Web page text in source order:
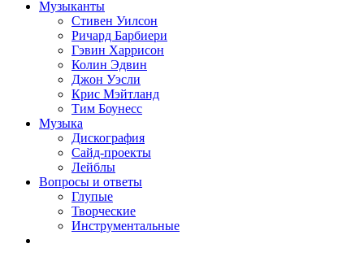
Музыканты
Стивен Уилсон
Ричард Барбиери
Гэвин Харрисон
Колин Эдвин
Джон Уэсли
Крис Мэйтланд
Тим Боунесс
Музыка
Дискография
Сайд-проекты
Лейблы
Вопросы и ответы
Глупые
Творческие
Инструментальные